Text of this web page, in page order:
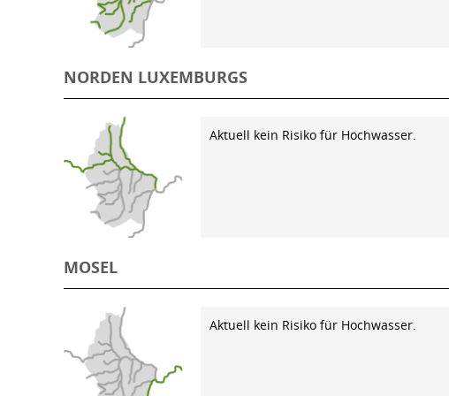
NORDEN LUXEMBURGS
Aktuell kein Risiko für Hochwasser.
MOSEL
Aktuell kein Risiko für Hochwasser.